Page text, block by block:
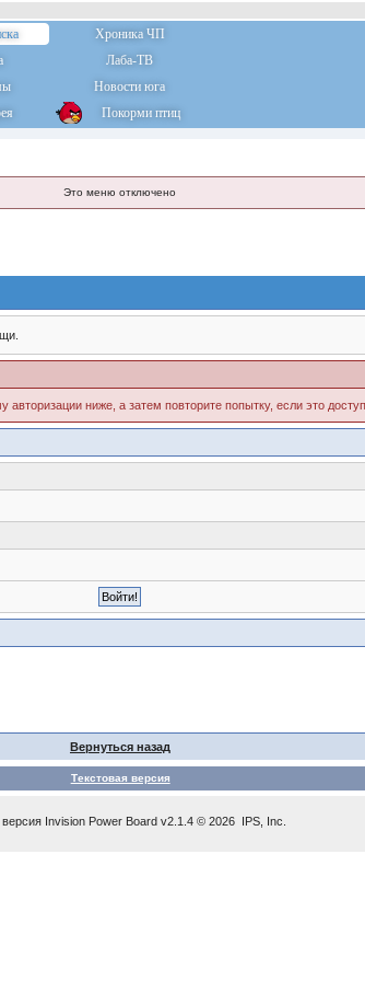
Хроника ЧП
Лаба-ТВ
Новости юга
Покорми птиц
Это меню отключено
ниже, а затем повторите попытку, если это
Вернуться назад
Текстовая версия
версия Invision Power Board v2.1.4 © 2026 IPS, Inc.